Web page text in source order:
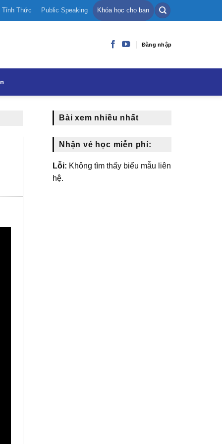
Tỉnh Thức Public Speaking Khóa học cho bạn
Đăng nhập
Bài xem nhiều nhất
Nhận vé học miễn phí:
Lỗi: Không tìm thấy biểu mẫu liên
hệ.